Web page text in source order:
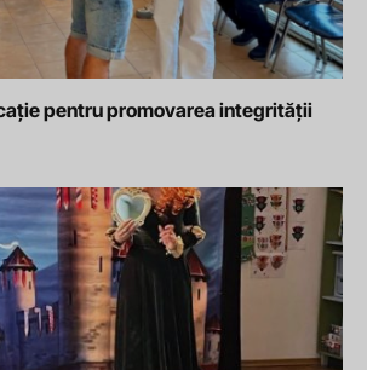
pentru promovarea integrității